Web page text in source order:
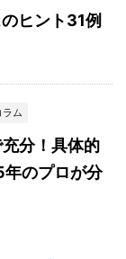
ヒント31例
ム
分！具体的
年のプロが分